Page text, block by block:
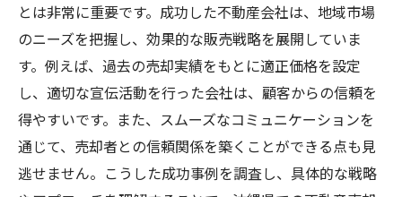
とは非常に重要です。成功した不動産会社は、地域市場
のニーズを把握し、効果的な販売戦略を展開していま
す。例えば、過去の売却実績をもとに適正価格を設定
し、適切な宣伝活動を行った会社は、顧客からの信頼を
得やすいです。また、スムーズなコミュニケーションを
通じて、売却者との信頼関係を築くことができる点も見
逃せません。こうした成功事例を調査し、具体的な戦略